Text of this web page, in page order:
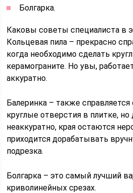
Болгарка.
Каковы советы специалиста в
Кольцевая пила – прекрасно
когда необходимо сделать
керамограните. Но увы,
аккуратно.
Балеринка – также справляется
круглые отверстия в плитке, но
неаккуратно, края остаются
приходится дорабатывать
подрезка.
Болгарка – это самый лучший
криволинейных срезах.